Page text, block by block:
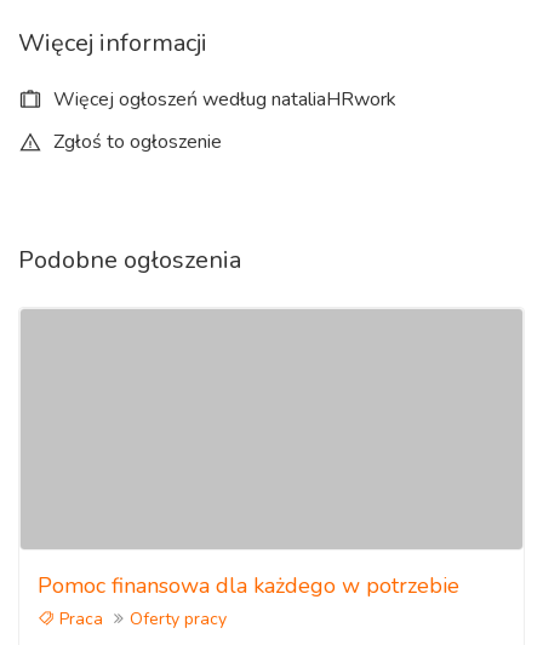
Więcej informacji
Więcej ogłoszeń według nataliaHRwork
Zgłoś to ogłoszenie
Podobne ogłoszenia
Pomoc finansowa dla każdego w potrzebie
Praca Oferty pracy